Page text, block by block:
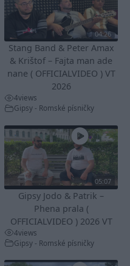
04:26
Stang Band & Peter Amax
& Krištof – Fajta man ade
nane ( OFFICIALVIDEO ) VT
2026
4views
Gipsy - Romské písničky
05:07
Gipsy Jodo & Patrik –
Phena prala (
OFFICIALVIDEO ) 2026 VT
4views
Gipsy - Romské písničky